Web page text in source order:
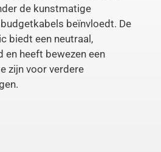
de kunstmatige
beïnvloedt. De
biedt een neutraal,
en heeft bewezen een
zijn voor verdere